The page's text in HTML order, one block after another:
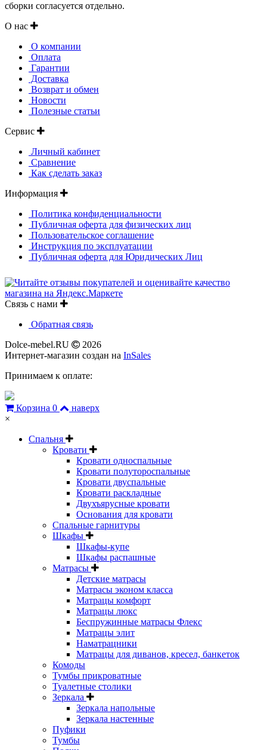
сборки согласуется отдельно.
О нас
О компании
Оплата
Гарантии
Доставка
Возврат и обмен
Новости
Полезные статьи
Сервис
Личный кабинет
Сравнение
Как сделать заказ
Информация
Политика конфиденциальности
Публичная оферта для физических лиц
Пользовательское соглашение
Инструкция по эксплуатации
Публичная оферта для Юридических Лиц
Связь с нами
Обратная связь
Dolce-mebel.RU
2026
Интернет-магазин создан на InSales
Принимаем к оплате:
Корзина 0
наверх
×
Спальня
Кровати
Кровати односпальные
Кровати полутороспальные
Кровати двуспальные
Кровати раскладные
Двухъярусные кровати
Основания для кровати
Спальные гарнитуры
Шкафы
Шкафы-купе
Шкафы распашные
Матрасы
Детские матрасы
Матрасы эконом класса
Матрацы комфорт
Матрацы люкс
Беспружинные матрасы Флекс
Матрацы элит
Наматрацники
Матрацы для диванов, кресел, банкеток
Комоды
Тумбы прикроватные
Туалетные столики
Зеркала
Зеркала напольные
Зеркала настенные
Пуфики
Тумбы